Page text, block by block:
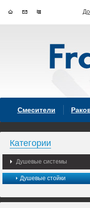
Смесители
Категории
Душевые системы
Душевые стойки